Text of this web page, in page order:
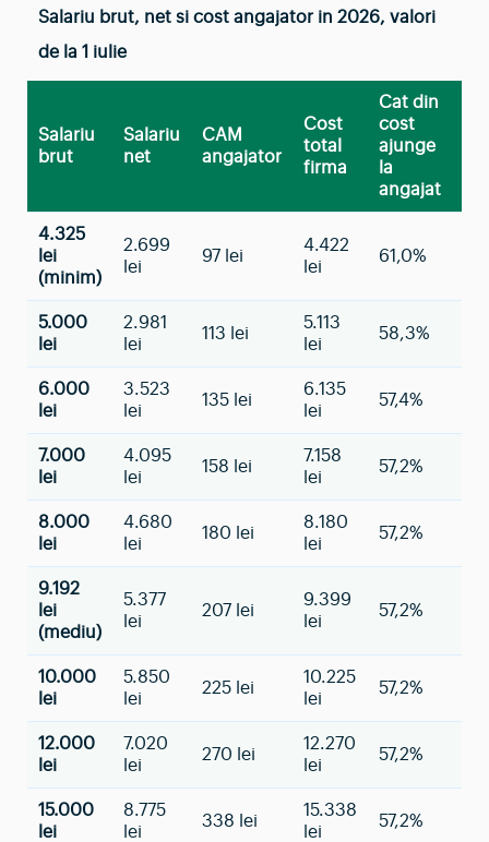
Salariu brut, net si cost angajator in 2026, valori
de la 1 iulie
Salariu
brut
Salariu
net
CAM
angajator
Cost
total
firma
Cat din
cost
ajunge
la
angajat
4.325
lei
(minim)
2.699
lei
97 lei
4.422
lei
61,0%
5.000
lei
2.981
lei
113 lei
5.113
lei
58,3%
6.000
lei
3.523
lei
135 lei
6.135
lei
57,4%
7.000
lei
4.095
lei
158 lei
7.158
lei
57,2%
8.000
lei
4.680
lei
180 lei
8.180
lei
57,2%
9.192
lei
(mediu)
5.377
lei
207 lei
9.399
lei
57,2%
10.000
lei
5.850
lei
225 lei
10.225
lei
57,2%
12.000
lei
7.020
lei
270 lei
12.270
lei
57,2%
15.000
lei
8.775
lei
338 lei
15.338
lei
57,2%